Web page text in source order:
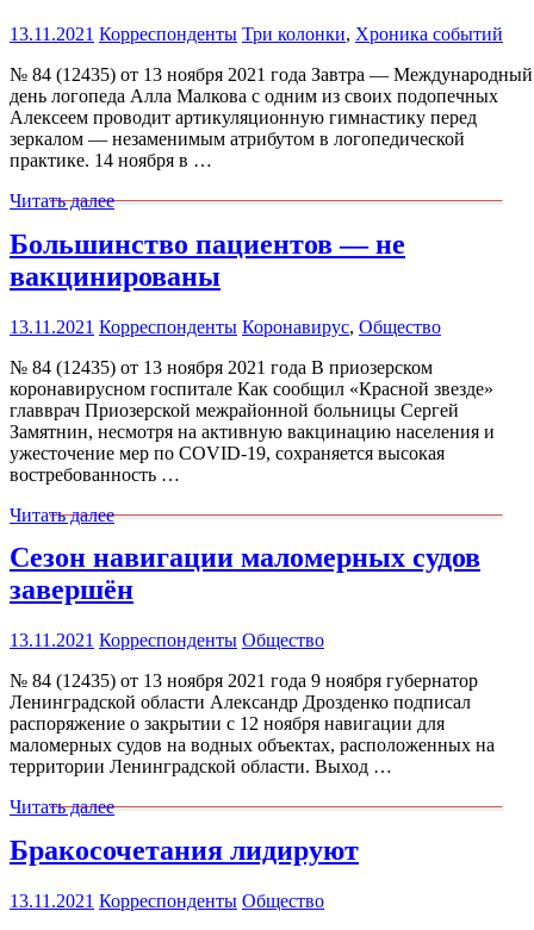
13.11.2021 Корреспонденты Три колонки, Хроника событий
№ 84 (12435) от 13 ноября 2021 года Завтра — Международный
день логопеда Алла Малкова с одним из своих подопечных
Алексеем проводит артикуляционную гимнастику перед
зеркалом — незаменимым атрибутом в логопедической
практике. 14 ноября в …
Читать далее
Большинство пациентов — не
вакцинированы
13.11.2021 Корреспонденты Коронавирус, Общество
№ 84 (12435) от 13 ноября 2021 года В приозерском
коронавирусном госпитале Как сообщил «Красной звезде»
главврач Приозерской межрайонной больницы Сергей
Замятнин, несмотря на активную вакцинацию населения и
ужесточение мер по COVID-19, сохраняется высокая
востребованность …
Читать далее
Сезон навигации маломерных судов
завершён
13.11.2021 Корреспонденты Общество
№ 84 (12435) от 13 ноября 2021 года 9 ноября губернатор
Ленинградской области Александр Дрозденко подписал
распоряжение о закрытии с 12 ноября навигации для
маломерных судов на водных объектах, расположенных на
территории Ленинградской области. Выход …
Читать далее
Бракосочетания лидируют
13.11.2021 Корреспонденты Общество